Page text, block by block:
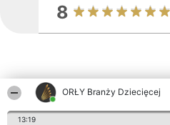
ORŁY Branży Dziecięcej
13:19
8
Inne firmy z